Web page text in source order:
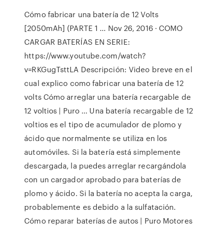
Cómo fabricar una batería de 12 Volts
[2050mAh] (PARTE 1 ... Nov 26, 2016 · COMO
CARGAR BATERÍAS EN SERIE:
https://www.youtube.com/watch?
v=RKGugTsttLA Descripción: Video breve en el
cual explico como fabricar una batería de 12
volts Cómo arreglar una batería recargable de
12 voltios | Puro ... Una batería recargable de 12
voltios es el tipo de acumulador de plomo y
ácido que normalmente se utiliza en los
automóviles. Si la batería está simplemente
descargada, la puedes arreglar recargándola
con un cargador aprobado para baterías de
plomo y ácido. Si la batería no acepta la carga,
probablemente es debido a la sulfatación.
Cómo reparar baterías de autos | Puro Motores